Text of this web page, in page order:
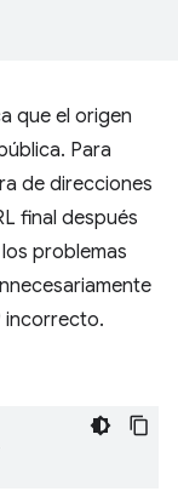
que el origen
Para
de direcciones
final después
problemas
incorrecto.